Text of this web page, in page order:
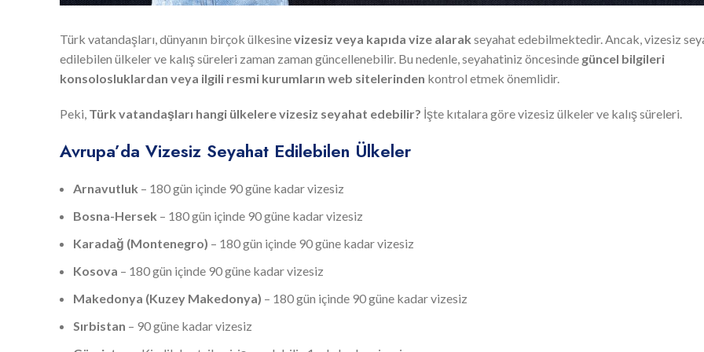
Türk vatandaşları, dünyanın birçok ülkesinevizesiz veya kapıda vize alarak seyahat edebilmektedir. Ancak, vizesiz
edilebilen ülkeler ve kalış süreleri zaman zaman güncellenebilir. Bu nedenle, seyahatiniz öncesinde güncel bilgileri
konsolosluklardan veya ilgili resmi kurumların web sitelerinden kontrol etmek önemlidir.
Peki, Türk vatandaşları hangi ülkelere vizesiz seyahat edebilir? İşte kıtalara göre vizesiz ülkeler ve kalış süreleri.
Avrupa’da Vizesiz Seyahat Edilebilen Ülkeler
Arnavutluk – 180 gün içinde 90 güne kadar vizesiz
Bosna-Hersek – 180 gün içinde 90 güne kadar vizesiz
Karadağ (Montenegro) – 180 gün içinde 90 güne kadar vizesiz
Kosova – 180 gün içinde 90 güne kadar vizesiz
Makedonya (Kuzey Makedonya) – 180 gün içinde 90 güne kadar vizesiz
Sırbistan – 90 güne kadar vizesiz